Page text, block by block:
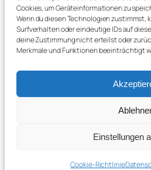
Cookies, um Geräteinformationen zu
Wenn du diesen Technologien zustimmst,
Surfverhalten oder eindeutige IDs auf
deine Zustimmung nicht erteilst oder
Merkmale und Funktionen beeinträchtigt
Einstellungen
Cookie-Richtlinie